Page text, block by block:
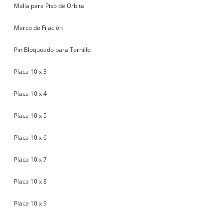
Malla para Piso de Orbita
Marco de Fijación
Pin Bloqueado para Tornillo
Placa 10 x 3
Placa 10 x 4
Placa 10 x 5
Placa 10 x 6
Placa 10 x 7
Placa 10 x 8
Placa 10 x 9